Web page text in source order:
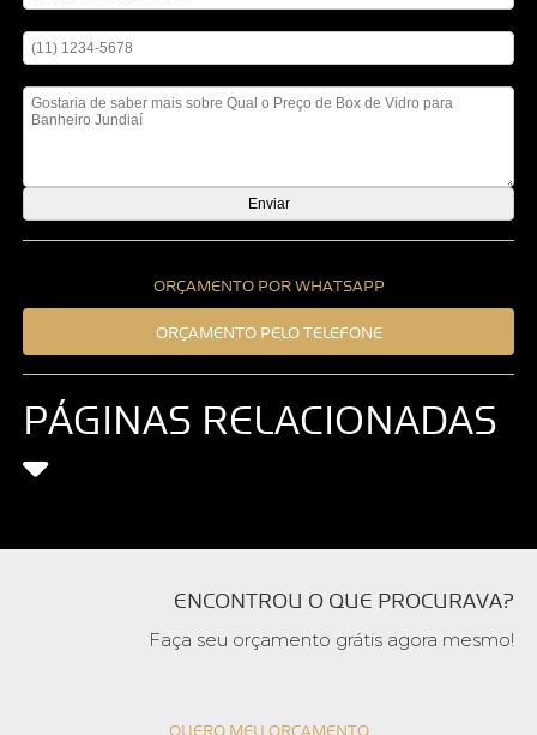
ORÇAMENTO POR WHATSAPP
ORÇAMENTO PELO TELEFONE
PÁGINAS RELACIONADAS
ENCONTROU O QUE PROCURAVA?
Faça seu orçamento grátis agora mesmo!
QUERO MEU ORÇAMENTO